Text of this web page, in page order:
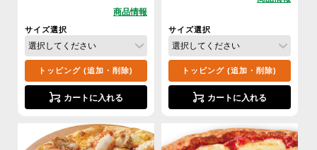
サイズ選択
トッピング (追加・削除)
カートに入れる
サイズ選択
トッピング (追加・削除)
カートに入れる